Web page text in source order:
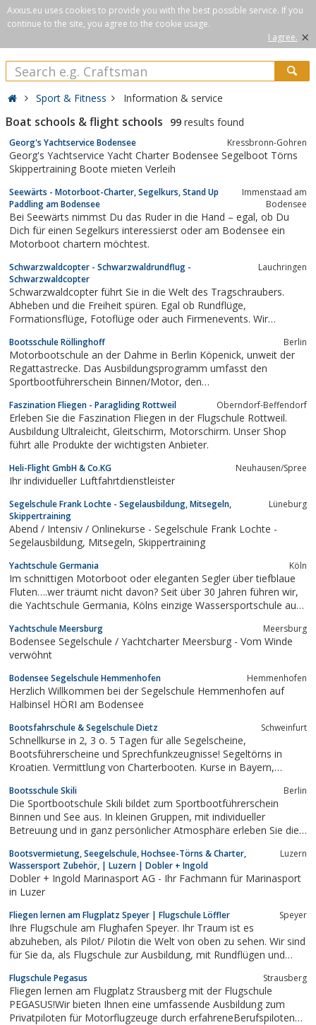
Axxus.eu uses cookies to provide you with the best possible service. If you
continue to the site, you agree to the cookie usage.
I agree. ×
Sport & Fitness Information & service
Boat schools & flight schools 99 results found
Georg's Yachtservice Bodensee Kressbronn-Gohren
Georg's Yachtservice Yacht Charter Bodensee Segelboot Törns
Skippertraining Boote mieten Verleih
Seewärts - Motorboot-Charter, Segelkurs, Stand Up
Paddling am Bodensee
Immenstaad am
Bodensee
Bei Seewärts nimmst Du das Ruder in die Hand – egal, ob Du
Dich für einen Segelkurs interessierst oder am Bodensee ein
Motorboot chartern möchtest.
Schwarzwaldcopter - Schwarzwaldrundflug -
Schwarzwaldcopter
Lauchringen
Schwarzwaldcopter führt Sie in die Welt des Tragschraubers.
Abheben und die Freiheit spüren. Egal ob Rundflüge,
Formationsflüge, Fotoflüge oder auch Firmenevents. Wir
zugeschnitten.
Bootsschule Röllinghoff Berlin
Motorbootschule an der Dahme in Berlin Köpenick, unweit der
Regattastrecke. Das Ausbildungsprogramm umfasst den
Sportbootführerschein Binnen/Motor, den
Charteryachten.
Faszination Fliegen - Paragliding Rottweil Oberndorf-Beffendorf
Erleben Sie die Faszination Fliegen in der Flugschule Rottweil.
Ausbildung Ultraleicht, Gleitschirm, Motorschirm. Unser Shop
führt alle Produkte der wichtigsten Anbieter.
Heli-Flight GmbH & Co.KG Neuhausen/Spree
Ihr individueller Luftfahrtdienstleister
Segelschule Frank Lochte - Segelausbildung, Mitsegeln,
Skippertraining
Lüneburg
Abend / Intensiv / Onlinekurse - Segelschule Frank Lochte -
Segelausbildung, Mitsegeln, Skippertraining
Yachtschule Germania Köln
Im schnittigen Motorboot oder eleganten Segler über tiefblaue
Fluten….wer träumt nicht davon? Seit über 30 Jahren führen wir,
die Yachtschule Germania, Kölns einzige Wassersportschule auf
Motorbootfahrer (Binnen und Küste), Amtl. Sportboot-
Führerschein für See,...
Yachtschule Meersburg Meersburg
Bodensee Segelschule / Yachtcharter Meersburg - Vom Winde
verwöhnt
Bodensee Segelschule Hemmenhofen Hemmenhofen
Herzlich Willkommen bei der Segelschule Hemmenhofen auf
Halbinsel HÖRI am Bodensee
Bootsfahrschule & Segelschule Dietz Schweinfurt
Schnellkurse in 2, 3 o. 5 Tagen für alle Segelscheine,
Bootsführerscheine und Sprechfunkzeugnisse! Segeltörns in
Kroatien. Vermittlung von Charterbooten. Kurse in Bayern,
Bootsschule Skili Berlin
Die Sportbootschule Skili bildet zum Sportbootführerschein
Binnen und See aus. In kleinen Gruppen, mit individueller
Betreuung und in ganz persönlicher Atmosphäre erleben Sie die
buchbar.
Bootsvermietung, Seegelschule, Hochsee-Törns & Charter,
Wassersport Zubehör, | Luzern | Dobler + Ingold
Luzern
Dobler + Ingold Marinasport AG - Ihr Fachmann für Marinasport
in Luzer
Fliegen lernen am Flugplatz Speyer | Flugschule Löffler Speyer
Ihre Flugschule am Flughafen Speyer. Ihr Traum ist es
abzuheben, als Pilot/ Pilotin die Welt von oben zu sehen. Wir sind
für Sie da, als Flugschule zur Ausbildung, mit Rundflügen und
Flugschule Pegasus Strausberg
Fliegen lernen am Flugplatz Strausberg mit der Flugschule
PEGASUS!Wir bieten Ihnen eine umfassende Ausbildung zum
Privatpiloten für Motorflugzeuge durch erfahreneBerufspiloten